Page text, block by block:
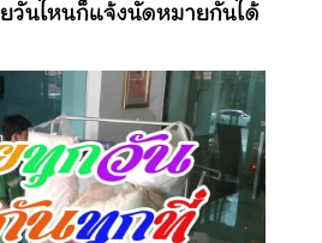
วันไหนก็แจ้งนัดหมายกันได้